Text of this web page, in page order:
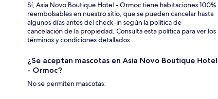
Sí, Asia Novo Boutique Hotel - Ormoc tiene habitaciones 100%
reembolsables en nuestro sitio, que se pueden cancelar hasta
algunos días antes del check-in según la política de
cancelación de la propiedad. Consulta esta política para ver los
términos y condiciones detallados.
¿Se aceptan mascotas en Asia Novo Boutique Hotel
- Ormoc?
No se permiten mascotas.